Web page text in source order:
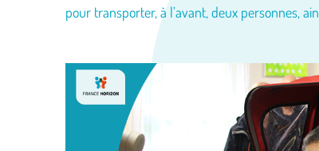
pour transporter, à l’avant, deux personnes,